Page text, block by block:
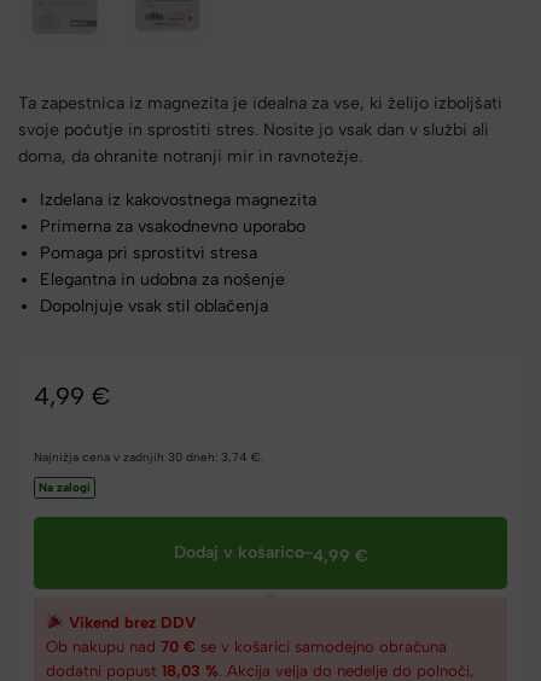
Ta zapestnica iz magnezita je idealna za vse, ki želijo izboljšati
svoje počutje in sprostiti stres. Nosite jo vsak dan v službi ali
doma, da ohranite notranji mir in ravnotežje.
Izdelana iz kakovostnega magnezita
Primerna za vsakodnevno uporabo
Pomaga pri sprostitvi stresa
Elegantna in udobna za nošenje
Dopolnjuje vsak stil oblačenja
4,99 €
Najnižja cena v zadnjih 30 dneh: 3,74 €
Na zalogi
Dodaj v košarico-4,99 €
Vikend brez DDV
Ob nakupu nad 70 € se v košarici samodejno obračuna
dodatni popust 18,03 % . Akcija velja do nedelje do polnoči,